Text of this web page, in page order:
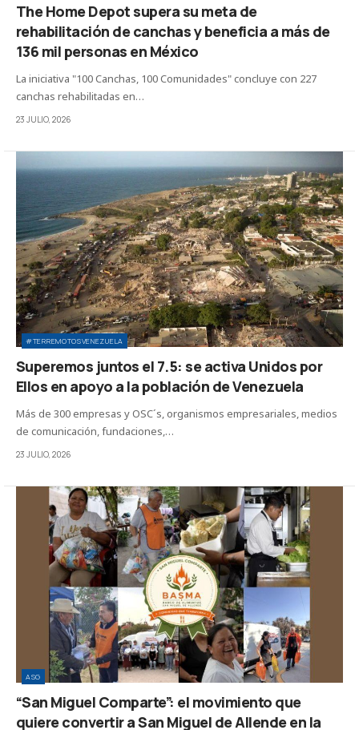
The Home Depot supera su meta de
rehabilitación de canchas y beneficia a más de
136 mil personas en México
La iniciativa "100 Canchas, 100 Comunidades" concluye con 227
canchas rehabilitadas en…
23 JULIO, 2026
#TERREMOTOSVENEZUELA
Superemos juntos el 7.5: se activa Unidos por
Ellos en apoyo a la población de Venezuela
Más de 300 empresas y OSC´s, organismos empresariales, medios
de comunicación, fundaciones,…
23 JULIO, 2026
ASG
“San Miguel Comparte”: el movimiento que
quiere convertir a San Miguel de Allende en la